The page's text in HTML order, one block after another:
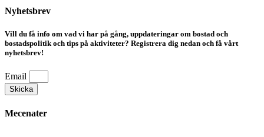
Nyhetsbrev
Vill du få info om vad vi har på gång, uppdateringar om bostad och
bostadspolitik och tips på aktiviteter? Registrera dig nedan och få vårt
nyhetsbrev!
Email
Skicka
Mecenater